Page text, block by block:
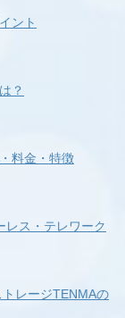
ント
？
料金・特徴
レス・テレワーク
レージTENMAの